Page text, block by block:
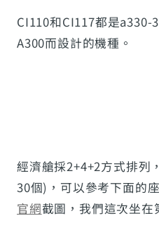
CI110和CI117都是a330-
A300而設計的機種。
經濟艙採2+4+2方式排列
30個)，可以參考下面的
官網截圖，我們這次坐在